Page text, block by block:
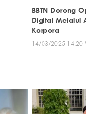
BBTN Dorong
Digital Melalui
Korpora
14/03/2025 14:20